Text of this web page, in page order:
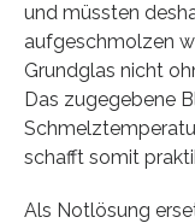
und müssten
aufgeschmolzen
Grundglas nicht
Das zugegebene
schafft somit
Als Notlösung